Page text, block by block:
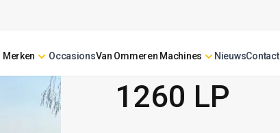
Merken OccasionsVan Ommeren Machines NieuwsContact
WEIDEMANN
1260 LP